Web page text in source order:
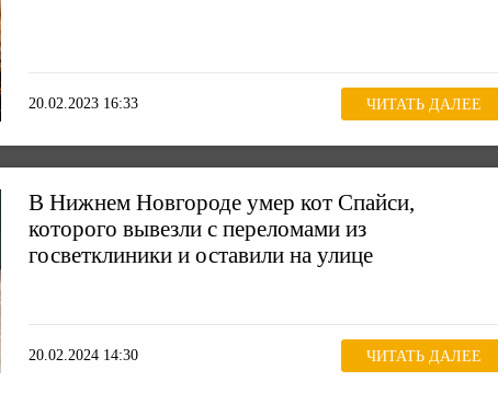
20.02.2023 16:33 ЧИТАТЬ ДАЛЕЕ
В Нижнем Новгороде умер кот Спайси,
которого вывезли с переломами из
госветклиники и оставили на улице
20.02.2024 14:30 ЧИТАТЬ ДАЛЕЕ